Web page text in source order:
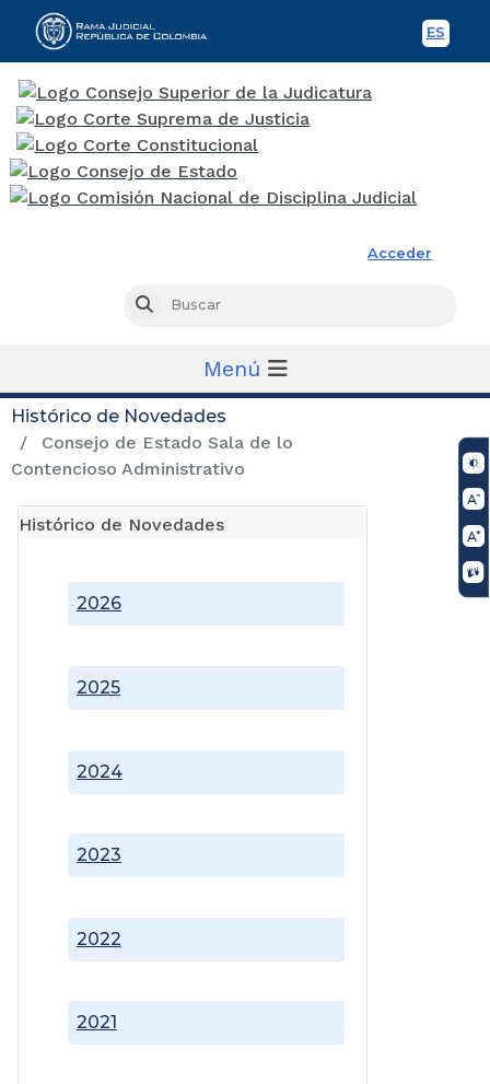
ES
Acceder
Buscar
Menú
Histórico de Novedades
Consejo de Estado Sala de lo
Contencioso Administrativo
Histórico de Novedades
2021
2022
2023
2024
2025
2026